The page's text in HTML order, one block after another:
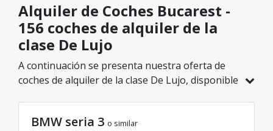
Alquiler de Coches Bucarest -
156 coches de alquiler de la
clase De Lujo
A continuación se presenta nuestra oferta de
coches de alquiler de la clase De Lujo, disponible
la categoría seleccionada, con tarifas excelentes
BMW seria 3 o similar